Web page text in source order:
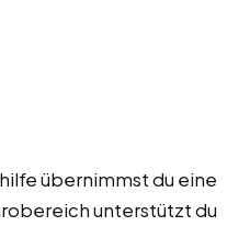
übernimmst du eine
unterstützt du